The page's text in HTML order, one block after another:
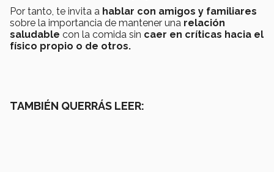
Por tanto, te invita a hablar con amigos y familiares
sobre la importancia de mantener una relación
saludable con la comida sin caer en críticas hacia el
físico propio o de otros.
TAMBIÉN QUERRÁS LEER: